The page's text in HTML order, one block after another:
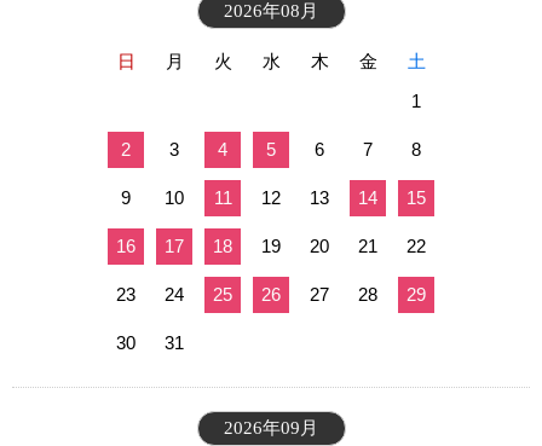
2026年08月
日 月 火 水 木 金
土
1
2 3 4 5 6 7 8
9 10 11 12 13 14 15
16 17 18 19 20 21 22
23 24 25 26 27 28 29
30 31
2026年09月